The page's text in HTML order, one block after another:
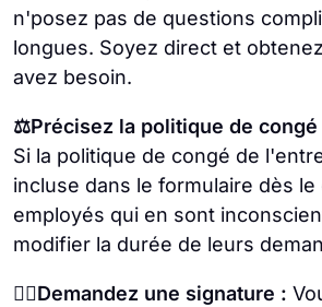
n'posez pas de questions
longues. Soyez direct et
avez besoin.
⚖️Précisez la politique de
Si la politique de congé de
incluse dans le formulaire dès le
employés qui en sont
modifier la durée de leurs
✍🏻Demandez une signature :